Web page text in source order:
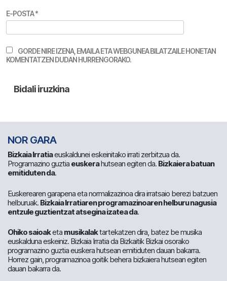
E-POSTA*
GORDE NIRE IZENA, EMAILA ETA WEBGUNEA BILATZAILE HONETAN
KOMENTATZEN DUDAN HURRENGORAKO.
NOR GARA
Bizkaia Irratiaeuskaldunei eskeinitako irrati zerbitzua da.
Programazino guztia euskerahutsean egiten da. Bizkaiera batuan
emitiduten da.
Euskerearen garapena eta normalizazinoa dira irratsaio berezi batzuen
helburuak. Bizkaia Irratiaren programazinoaren helburu nagusia
entzule guztientzat atsegina izatea da.
Ohiko saioaketa musikalaktartekatzen dira, batez be musika
euskalduna eskeiniz. Bizkaia Irratia da Bizkaitik Bizkai osorako
programazino guztia euskera hutsean emitiduten dauan bakarra.
Horrez gain, programazinoa goitik behera bizkaiera hutsean egiten
dauan bakarra da.